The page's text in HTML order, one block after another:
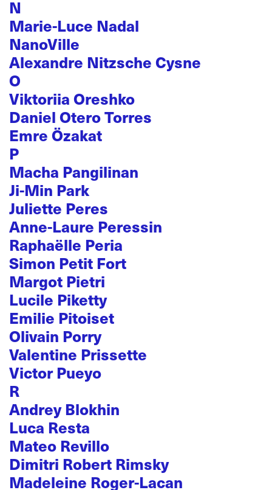
N
Marie-Luce Nadal
NanoVille
Alexandre Nitzsche Cysne
O
Viktoriia Oreshko
Daniel Otero Torres
Emre Özakat
P
Macha Pangilinan
Ji-Min Park
Juliette Peres
Anne-Laure Peressin
Raphaëlle Peria
Simon Petit Fort
Margot Pietri
Lucile Piketty
Emilie Pitoiset
Olivain Porry
Valentine Prissette
Victor Pueyo
R
Andrey Blokhin
Luca Resta
Mateo Revillo
Dimitri Robert Rimsky
Madeleine Roger-Lacan